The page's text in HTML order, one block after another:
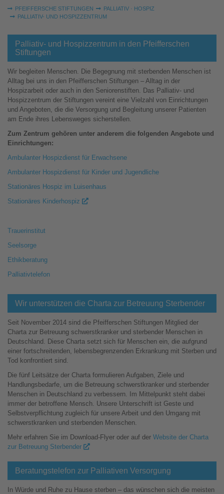
Sie sind hier:
PFEIFFERSCHE STIFTUNGEN
PALLIATIV · HOSPIZ
PALLIATIV- UND HOSPIZZENTRUM
Palliativ- und Hospizzentrum in den Pfeifferschen
Stiftungen
Wir begleiten Menschen. Die Begegnung mit sterbenden Menschen ist
Alltag bei uns in den Pfeifferschen Stiftungen – Alltag in der
Hospizarbeit oder auch in den Seniorenstiften. Das Palliativ- und
Hospizzentrum der Stiftungen vereint eine Vielzahl von Einrichtungen
und Angeboten, die die Versorgung und Begleitung unserer Patienten
am Ende ihres Lebensweges sicherstellen.
Zum Zentrum gehören unter anderem die folgenden Angebote und
Einrichtungen:
Ambulanter Hospizdienst für Erwachsene
Ambulanter Hospizdienst für Kinder und Jugendliche
Stationäres Hospiz im Luisenhaus
Stationäres Kinderhospiz
Trauerinstitut
Seelsorge
Ethikberatung
Palliativtelefon
Wir unterstützen die Charta zur Betreuung Sterbender
Seit November 2014 sind die Pfeifferschen Stiftungen Mitglied der
Charta zur Betreuung schwerstkranker und sterbender Menschen in
Deutschland. Diese Charta setzt sich für Menschen ein, die aufgrund
einer fortschreitenden, lebensbegrenzenden Erkrankung mit Sterben und
Tod konfrontiert sind.
Die fünf Leitsätze der Charta formulieren Aufgaben, Ziele und
Handlungsbedarfe, um die Betreuung schwerstkranker und sterbender
Menschen in Deutschland zu verbessern. Im Mittelpunkt steht dabei
immer der betroffene Mensch. Unsere Unterschrift ist Geste und
Selbstverpflichtung zugleich für unsere Arbeit und den Umgang mit
schwerstkranken und sterbenden Menschen.
Mehr erfahren Sie im Download-Flyer oder auf der Website der Charta
zur Betreuung Sterbender
Beratungstelefon zur Palliativen Versorgung
In Würde und Ruhe zu Hause sterben – das wünschen sich die meisten